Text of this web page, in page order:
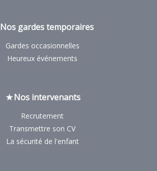
Nos gardes temporaires
Gardes occasionnelles
Heureux événements
Nos intervenants
Recrutement
Transmettre son CV
La sécurité de l'enfant